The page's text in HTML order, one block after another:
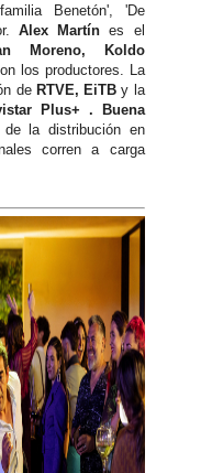
Benetón', 'De
Alex Martín es el
Moreno, Koldo
los productores. La
de RTVE, EiTB y la
Plus+ .
Buena
de la distribución en
corren a carga